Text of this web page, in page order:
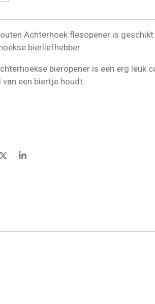
Achterhoek flesopener is
bierliefhebber.
bieropener is een erg leuk
van een biertje houdt.
D
S